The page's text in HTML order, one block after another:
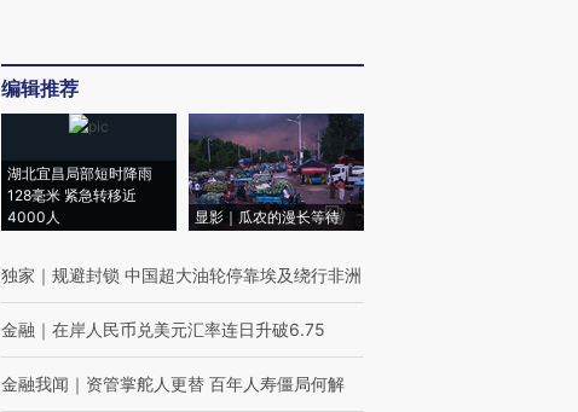
编辑推荐
湖北宜昌局部短时降雨
128毫米 紧急转移近
4000人
显影｜瓜农的漫长等待
独家 ｜ 规避封锁 中国超大油轮停靠埃及绕行非洲
金融 ｜ 在岸人民币兑美元汇率连日升破6.75
金融我闻 ｜ 资管掌舵人更替 百年人寿僵局何解